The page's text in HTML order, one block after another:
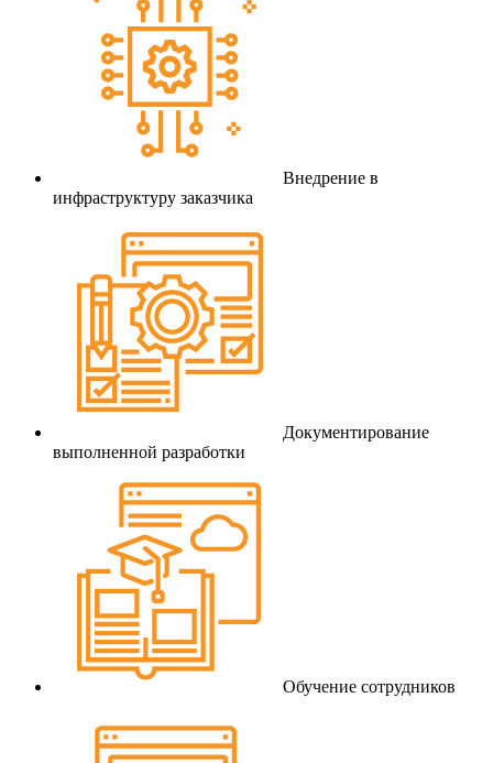
Внедрение в
инфраструктуру заказчика
Документирование
выполненной разработки
Обучение сотрудников